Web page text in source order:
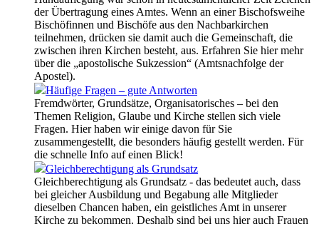
der Übertragung eines Amtes. Wenn an einer Bischofsweihe
Bischöfinnen und Bischöfe aus den Nachbarkirchen
teilnehmen, drücken sie damit auch die Gemeinschaft, die
zwischen ihren Kirchen besteht, aus. Erfahren Sie hier mehr
über die „apostolische Sukzession“ (Amtsnachfolge der
Apostel).
Häufige Fragen – gute Antworten
Fremdwörter, Grundsätze, Organisatorisches – bei den
Themen Religion, Glaube und Kirche stellen sich viele
Fragen. Hier haben wir einige davon für Sie
zusammengestellt, die besonders häufig gestellt werden. Für
die schnelle Info auf einen Blick!
Gleichberechtigung als Grundsatz
Gleichberechtigung als Grundsatz - das bedeutet auch, dass
bei gleicher Ausbildung und Begabung alle Mitglieder
dieselben Chancen haben, ein geistliches Amt in unserer
Kirche zu bekommen. Deshalb sind bei uns hier auch Frauen